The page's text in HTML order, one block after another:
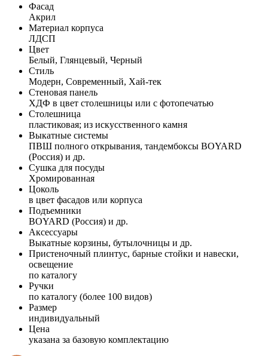
Фасад
Акрил
Материал корпуса
ЛДСП
Цвет
Белый, Глянцевый, Черный
Стиль
Модерн, Современный, Хай-тек
Стеновая панель
ХДФ в цвет столешницы или с фотопечатью
Столешница
пластиковая; из искусственного камня
Выкатные системы
ПВШ полного открывания, тандембоксы BOYARD
(Россия) и др.
Сушка для посуды
Хромированная
Цоколь
в цвет фасадов или корпуса
Подъемники
BOYARD (Россия) и др.
Аксессуары
Выкатные корзины, бутылочницы и др.
Пристеночный плинтус, барные стойки и навески,
освещение
по каталогу
Ручки
по каталогу (более 100 видов)
Размер
индивидуальный
Цена
указана за базовую комплектацию